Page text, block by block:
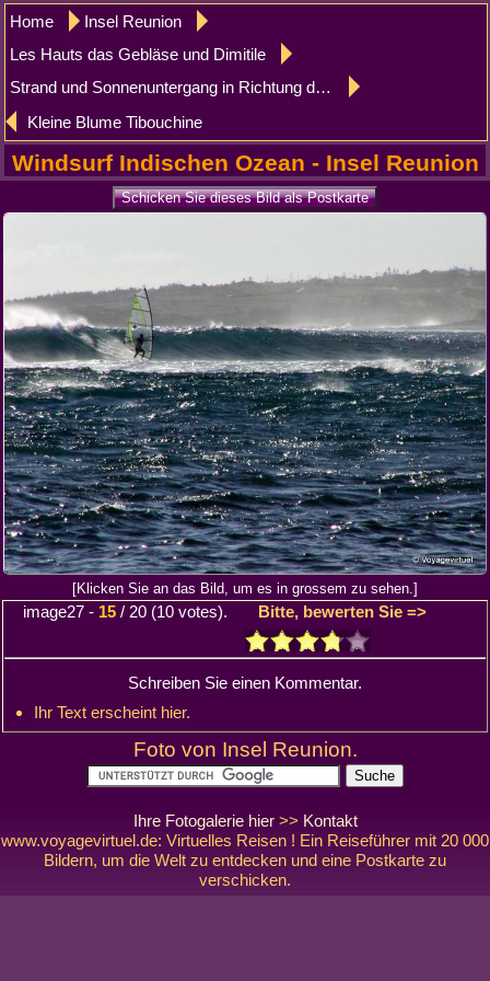
Home
Insel Reunion
Les Hauts das Gebläse und Dimitile
Strand und Sonnenuntergang in Richtung der Spitze der Bretagne
Kleine Blume Tibouchine
Windsurf Indischen Ozean - Insel Reunion
[Klicken Sie an das Bild, um es in grossem zu sehen.]
image27 - 15 / 20 (10 votes). Bitte, bewerten Sie =>
Schreiben Sie einen Kommentar.
Ihr Text erscheint hier.
Foto von Insel Reunion.
Ihre Fotogalerie hier>> Kontakt
www.voyagevirtuel.de: Virtuelles Reisen ! Ein Reiseführer mit 20 000
Bildern, um die Welt zu entdecken und eine Postkarte zu
verschicken.